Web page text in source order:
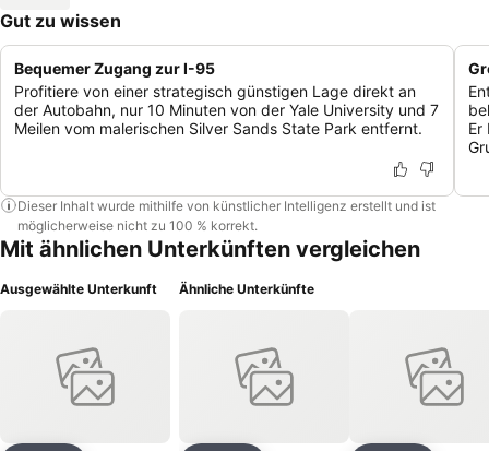
Gut zu wissen
Bequemer Zugang zur I-95
Profitiere von einer strategisch günstigen Lage direkt an
der Autobahn, nur 10 Minuten von der Yale University und 7
Meilen vom malerischen Silver Sands State Park entfernt.
Er
Dieser Inhalt wurde mithilfe von künstlicher Intelligenz erstellt und ist
möglicherweise nicht zu 100 % korrekt.
Mit ähnlichen Unterkünften vergleichen
Ausgewählte Unterkunft Ähnliche Unterkünfte